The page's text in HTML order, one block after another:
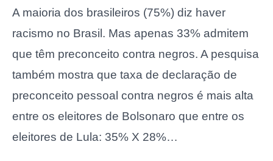
A maioria dos brasileiros (75%) diz haver
racismo no Brasil. Mas apenas 33% admitem
que têm preconceito contra negros. A pesquisa
também mostra que taxa de declaração de
preconceito pessoal contra negros é mais alta
entre os eleitores de Bolsonaro que entre os
eleitores de Lula: 35% X 28%…